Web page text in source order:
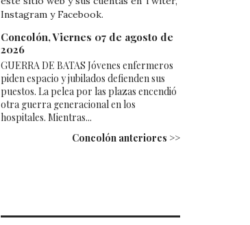
Instagram y Facebook.
Concolón, Viernes 07 de agosto de
2026
GUERRA DE BATAS Jóvenes enfermeros
piden espacio y jubilados defienden sus
puestos. La pelea por las plazas encendió
otra guerra generacional en los
hospitales. Mientras...
Concolón anteriores >>